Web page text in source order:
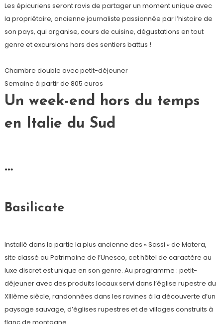
Les épicuriens seront ravis de partager un moment unique avec
la propriétaire, ancienne journaliste passionnée par l’histoire de
son pays, qui organise, cours de cuisine, dégustations en tout
genre et excursions hors des sentiers battus !
Chambre double avec petit-déjeuner
Semaine à partir de 805 euros
Un week-end hors du temps
en Italie du Sud
…
Basilicate
Installé dans la partie la plus ancienne des « Sassi » de Matera,
site classé au Patrimoine de l’Unesco, cet hôtel de caractère au
luxe discret est unique en son genre. Au programme : petit-
déjeuner avec des produits locaux servi dans l’église rupestre du
XIIIème siècle, randonnées dans les ravines à la découverte d’un
paysage sauvage, d’églises rupestres et de villages construits à